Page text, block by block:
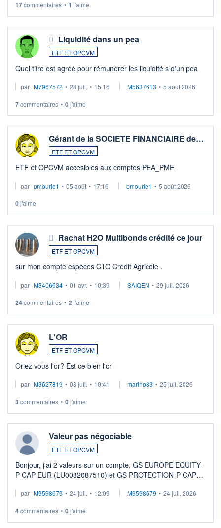
17commentaires • 1 j'aime
Liquidité dans un pea
ETF ET OPCVM
Quel titre est agréé pour rémunérer les liquidité s d'un pea
par M7967572 • 28 juil. • 15:16 M5637613 • 5 août 2026
7commentaires • 0j'aime
Gérant de la SOCIETE FINANCIAIRE de…
ETF ET OPCVM
ETF et OPCVM accesibles aux comptes PEA_PME
par pmourie1 • 05 août • 17:16 pmourie1 • 5 août 2026
0j'aime
Rachat H2O Multibonds crédité ce jour
ETF ET OPCVM
sur mon compte espèces CTO Crédit Agricole .
par M3406634 • 01 avr. • 10:39 SAIQEN • 29 juil. 2026
24commentaires • 2 j'aime
L'OR
ETF ET OPCVM
Oriez vous l'or? Est ce bien l'or
par M3627819 • 08 juil. • 10:41 marino83 • 25 juil. 2026
3 commentaires • 0j'aime
Valeur pas négociable
ETF ET OPCVM
Bonjour, j'ai 2 valeurs sur un compte, GS EUROPE EQUITY-
P CAP EUR (LU0082087510) et GS PROTECTION-P CAP
veux procéder à la vente, on me signale ...
par M9598679 • 24 juil. • 12:09 M9598679 • 24 juil. 2026
4commentaires • 0j'aime